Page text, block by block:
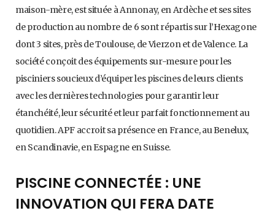
maison-mère, est située à Annonay, en Ardèche et ses sites
de production au nombre de 6 sont répartis sur l’Hexagone
dont 3 sites, près de Toulouse, de Vierzon et de Valence. La
société conçoit des équipements sur-mesure pour les
pisciniers soucieux d’équiper les piscines de leurs clients
avec les dernières technologies pour garantir leur
étanchéité, leur sécurité et leur parfait fonctionnement au
quotidien. APF accroit sa présence en France, au Benelux,
en Scandinavie, en Espagne en Suisse.
PISCINE CONNECTÉE : UNE
INNOVATION QUI FERA DATE